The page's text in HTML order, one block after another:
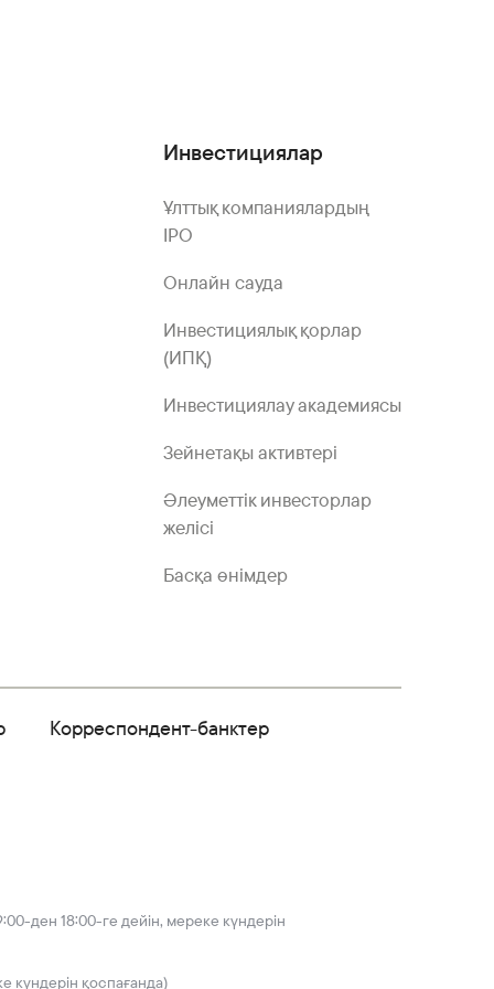
Инвестициялар
Ұлттық компаниялардың
IPO
Онлайн сауда
Инвестициялық қорлар
(ИПҚ)
Инвестициялау академиясы
Зейнетақы активтері
Әлеуметтік инвесторлар
желісі
Басқа өнімдер
Корреспондент-банктер
ден 18:00-ге дейін, мереке күндерін
күндерін қоспағанда)